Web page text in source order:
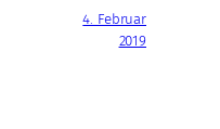
4. Februar
2019